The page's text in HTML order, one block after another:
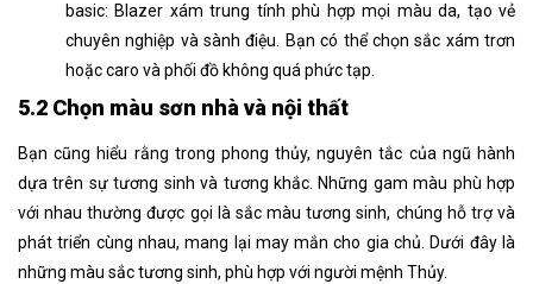
basic: Blazer xám trung tính phù hợp mọi màu da, tạo vẻ
chuyên nghiệp và sành điệu. Bạn có thể chọn sắc xám trơn
hoặc caro và phối đồ không quá phức tạp.
5.2 Chọn màu sơn nhà và nội thất
Bạn cũng hiểu rằng trong phong thủy, nguyên tắc của ngũ hành
dựa trên sự tương sinh và tương khắc. Những gam màu phù hợp
với nhau thường được gọi là sắc màu tương sinh, chúng hỗ trợ và
phát triển cùng nhau, mang lại may mắn cho gia chủ. Dưới đây là
những màu sắc tương sinh, phù hợp với người mệnh Thủy.